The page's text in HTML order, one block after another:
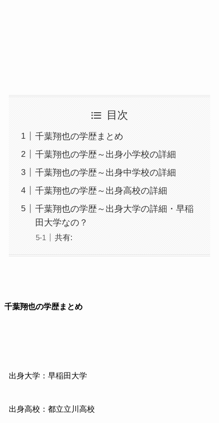
目次
千葉翔也の学歴まとめ
千葉翔也の学歴～出身小学校の詳細
千葉翔也の学歴～出身中学校の詳細
千葉翔也の学歴～出身高校の詳細
千葉翔也の学歴～出身大学の詳細・早稲
田大学なの？
共有:
千葉翔也の学歴まとめ
出身大学：早稲田大学
出身高校：都立立川高校